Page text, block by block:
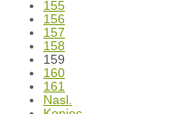
155
156
157
158
159
160
161
Nasl.